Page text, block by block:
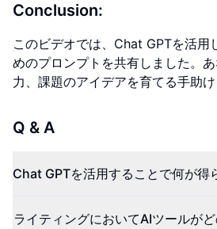
Conclusion:
このビデオでは、Chat GPTを活用
めのプロンプトを共有しました。
力、課題のアイデアを育てる手助け
Q & A
Chat GPTを活用することで何が得
ライティングにおいてAIツールが